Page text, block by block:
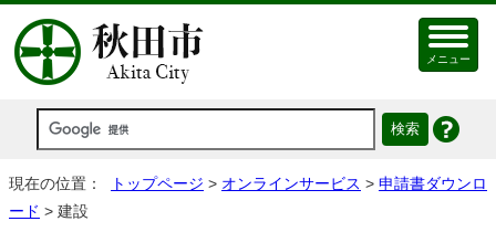
メニュー
現在の位置： トップページ > オンラインサービス > 申請書ダウンロ
ード > 建設